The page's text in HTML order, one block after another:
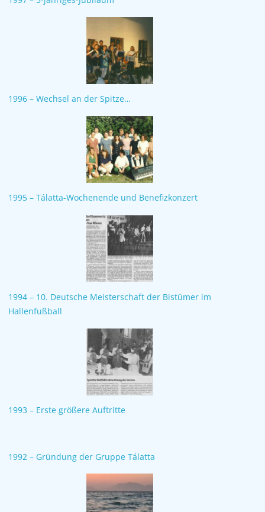
1996 – Wechsel an der Spitze…
1995 – Tálatta-Wochenende und Benefizkonzert
1994 – 10. Deutsche Meisterschaft der Bistümer im
Hallenfußball
1993 – Erste größere Auftritte
1992 – Gründung der Gruppe Tálatta